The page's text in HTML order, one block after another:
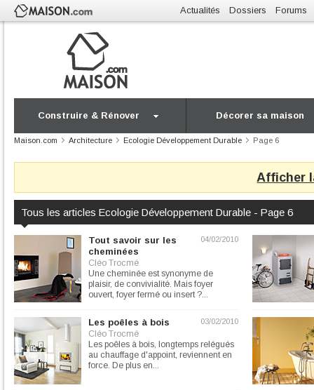
Actualités Dossiers Forums
Construire & Rénover Décorer sa maison
Maison.com Architecture Ecologie Développement Durable Page 6
Afficher
Tous les articles Ecologie Développement Durable - Page 6
04/02/2010
Tout savoir sur les
cheminées
Cléo Trocmé
Une cheminée est synonyme de
plaisir, de convivialité. Mais foyer
ouvert, foyer fermé ou insert ?...
03/02/2010
Les poêles à bois
Cléo Trocmé
Les poêles à bois, longtemps relégués
au chauffage d'appoint, reviennent en
force. De plus en...